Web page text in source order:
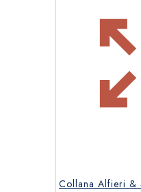
Collana Alfieri &